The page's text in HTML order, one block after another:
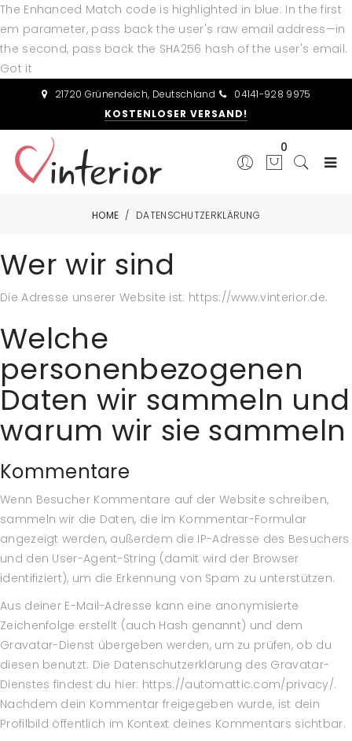
The Enhanced Match code is highlighted in blue. In the first
em parameter, pass back the user's raw email address—in
the second, pass back the SHA256 hash of the user's email.
Got it
21720 Grünendeich, Deutschland
04141-928 9975
KOSTENLOSER VERSAND!
0
HOME / DATENSCHUTZERKLÄRUNG
Wer wir sind
Die Adresse unserer Website ist: https://www.vinterior.de.
Welche
personenbezogenen
Daten wir sammeln und
warum wir sie sammeln
Kommentare
Wenn Besucher Kommentare auf der Website schreiben,
sammeln wir die Daten, die im Kommentar-Formular
angezeigt werden, außerdem die IP-Adresse des Besuchers
und den User-Agent-String (damit wird der Browser
identifiziert), um die Erkennung von Spam zu unterstützen.
Aus deiner E-Mail-Adresse kann eine anonymisierte
Zeichenfolge erstellt (auch Hash genannt) und dem
Gravatar-Dienst übergeben werden, um zu prüfen, ob du
diesen benutzt. Die Datenschutzerklärung des Gravatar-
Dienstes findest du hier: https://automattic.com/privacy/.
Nachdem dein Kommentar freigegeben wurde, ist dein
Profilbild öffentlich im Kontext deines Kommentars sichtbar.